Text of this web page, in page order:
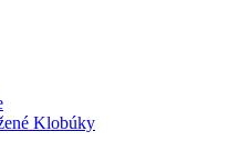
Klobúky